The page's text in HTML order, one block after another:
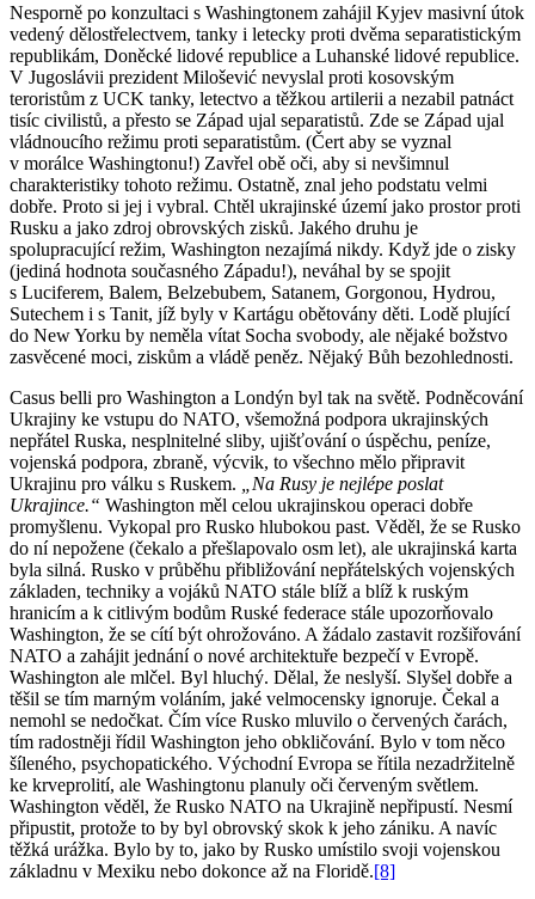
Nesporně po konzultaci s Washingtonem zahájil Kyjev masivní útok
vedený dělostřelectvem, tanky i letecky proti dvěma separatistickým
republikám, Doněcké lidové republice a Luhanské lidové republice.
V Jugoslávii prezident Milošević nevyslal proti kosovským
teroristům z UCK tanky, letectvo a těžkou artilerii a nezabil patnáct
tisíc civilistů, a přesto se Západ ujal separatistů. Zde se Západ ujal
vládnoucího režimu proti separatistům. (Čert aby se vyznal
v morálce Washingtonu!) Zavřel obě oči, aby si nevšimnul
charakteristiky tohoto režimu. Ostatně, znal jeho podstatu velmi
dobře. Proto si jej i vybral. Chtěl ukrajinské území jako prostor proti
Rusku a jako zdroj obrovských zisků. Jakého druhu je
spolupracující režim, Washington nezajímá nikdy. Když jde o zisky
(jediná hodnota současného Západu!), neváhal by se spojit
s Luciferem, Balem, Belzebubem, Satanem, Gorgonou, Hydrou,
Sutechem i s Tanit, jíž byly v Kartágu obětovány děti. Lodě plující
do New Yorku by neměla vítat Socha svobody, ale nějaké božstvo
zasvěcené moci, ziskům a vládě peněz. Nějaký Bůh bezohlednosti.
Casus belli pro Washington a Londýn byl tak na světě. Podněcování
Ukrajiny ke vstupu do NATO, všemožná podpora ukrajinských
nepřátel Ruska, nesplnitelné sliby, ujišťování o úspěchu, peníze,
vojenská podpora, zbraně, výcvik, to všechno mělo připravit
Ukrajinu pro válku s Ruskem.
„Na Rusy je nejlépe poslat
Ukrajince.“ Washington měl celou ukrajinskou operaci dobře
promyšlenu. Vykopal pro Rusko hlubokou past. Věděl, že se Rusko
do ní nepožene (čekalo a přešlapovalo osm let), ale ukrajinská karta
byla silná. Rusko v průběhu přibližování nepřátelských vojenských
základen, techniky a vojáků NATO stále blíž a blíž k ruským
hranicím a k citlivým bodům Ruské federace stále upozorňovalo
Washington, že se cítí být ohrožováno. A žádalo zastavit rozšiřování
NATO a zahájit jednání o nové architektuře bezpečí v Evropě.
Washington ale mlčel. Byl hluchý. Dělal, že neslyší. Slyšel dobře a
těšil se tím marným voláním, jaké velmocensky ignoruje. Čekal a
nemohl se nedočkat. Čím více Rusko mluvilo o červených čarách,
tím radostněji řídil Washington jeho obkličování. Bylo v tom něco
šíleného, psychopatického. Východní Evropa se řítila nezadržitelně
ke krveprolití, ale Washingtonu planuly oči červeným světlem.
Washington věděl, že Rusko NATO na Ukrajině nepřipustí. Nesmí
připustit, protože to by byl obrovský skok k jeho zániku. A navíc
těžká urážka. Bylo by to, jako by Rusko umístilo svoji vojenskou
základnu v Mexiku nebo dokonce až na Floridě.[8]